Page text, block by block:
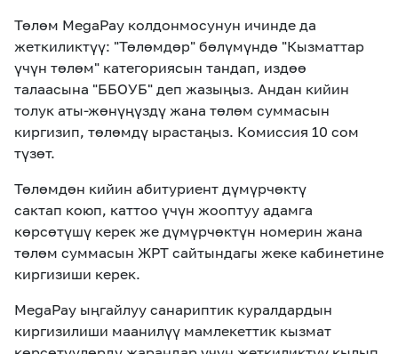
Төлөм MegaPay колдонмосунун ичинде да
жеткиликтүү: "Төлөмдөр" бөлүмүндө "Кызматтар
үчүн төлөм" категориясын тандап, издөө
талаасына "ББОУБ" деп жазыңыз. Андан кийин
толук аты-жөнүңүздү жана төлөм суммасын
киргизип, төлөмдү ырастаңыз. Комиссия 10 сом
түзөт.
Төлөмдөн кийин абитуриент дүмүрчөктү
сактап коюп, каттоо үчүн жооптуу адамга
көрсөтүшү керек же дүмүрчөктүн номерин жана
төлөм суммасын ЖРТ сайтындагы жеке кабинетине
киргизиши керек.
MegaPay ыңгайлуу санариптик куралдардын
киргизилиши маанилүү мамлекеттик кызмат